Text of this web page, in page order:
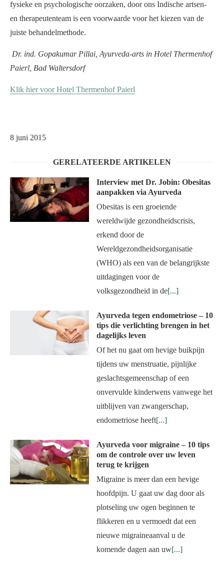
fysieke en psychologische oorzaken, door ons Indische artsen-
en therapeutenteam is een voorwaarde voor het kiezen van de
juiste behandelmethode.
Dr. ind. Gopakumar Pillai, Ayurveda-arts in Hotel Thermenhof
Paierl, Bad Waltersdorf
Klik hier voor Hotel Thermenhof Paierl
8 juni 2015
GERELATEERDE ARTIKELEN
Interview met Dr. Jobin: Obesitas
aanpakken via Ayurveda
Obesitas is een groeiende
wereldwijde gezondheidscrisis,
erkend door de
Wereldgezondheidsorganisatie
(WHO) als een van de belangrijkste
uitdagingen voor de
volksgezondheid in de[...]
Ayurveda tegen endometriose – 10
tips die verlichting brengen in het
dagelijks leven
Of het nu gaat om hevige buikpijn
tijdens uw menstruatie, pijnlijke
geslachtsgemeenschap of een
onvervulde kinderwens vanwege het
uitblijven van zwangerschap,
endometriose heeft[...]
Ayurveda voor migraine – 10 tips
om de controle over uw leven
terug te krijgen
Migraine is meer dan een hevige
hoofdpijn. U gaat uw dag door als
plotseling uw ogen beginnen te
flikkeren en u vermoedt dat een
nieuwe migraineaanval u de
komende dagen aan uw[...]